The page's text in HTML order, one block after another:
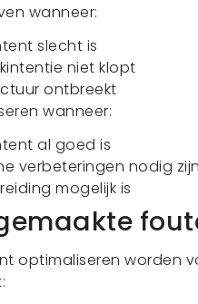
wanneer:
slecht is
niet klopt
ontbreekt
wanneer:
al goed is
verbeteringen nodig zijn
mogelijk is
optimaliseren worden